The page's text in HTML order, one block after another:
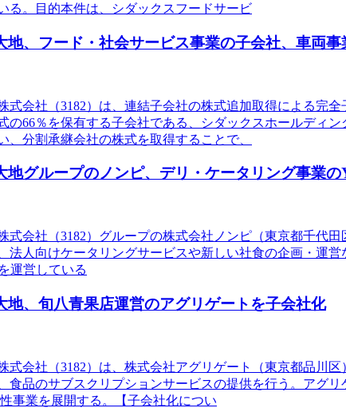
る。目的本件は、シダックスフードサービ
地、フード・社会サービス事業の子会社、車両
式会社（3182）は、連結子会社の株式追加取得による完
の66％を保有する子会社である、シダックスホールディ
、分割承継会社の株式を取得することで、
地グループのノンピ、デリ・ケータリング事業
式会社（3182）グループの株式会社ノンピ（東京都千代
法人向けケータリングサービスや新しい社食の企画・運
運営している
地、旬八青果店運営のアグリゲートを子会社化
式会社（3182）は、株式会社アグリゲート（東京都品川
食品のサブスクリプションサービスの提供を行う。アグ
事業を展開する。【子会社化につい